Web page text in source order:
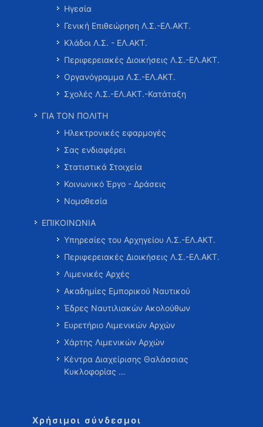
Ηγεσία
Γενική Επιθεώρηση Λ.Σ.-ΕΛ.ΑΚΤ.
Κλάδοι Λ.Σ. - ΕΛ.ΑΚΤ.
Περιφερειακές Διοικήσεις Λ.Σ.-ΕΛ.ΑΚΤ.
Οργανόγραμμα Λ.Σ.-ΕΛ.ΑΚΤ.
Σχολές Λ.Σ.-ΕΛ.ΑΚΤ.-Κατάταξη
ΓΙΑ ΤΟΝ ΠΟΛΙΤΗ
Ηλεκτρονικές εφαρμογές
Σας ενδιαφέρει
Στατιστικά Στοιχεία
Κοινωνικό Έργο - Δράσεις
Νομοθεσία
ΕΠΙΚΟΙΝΩΝΙΑ
Υπηρεσίες του Αρχηγείου Λ.Σ.-ΕΛ.ΑΚΤ.
Περιφερειακές Διοικήσεις Λ.Σ.-ΕΛ.ΑΚΤ.
Λιμενικές Αρχές
Ακαδημίες Εμπορικού Ναυτικού
Έδρες Ναυτιλιακών Ακολούθων
Ευρετήριο Λιμενικών Αρχών
Χάρτης Λιμενικών Αρχών
Κέντρα Διαχείρισης Θαλάσσιας
Κυκλοφορίας …
Χρήσιμοι σύνδεσμοι